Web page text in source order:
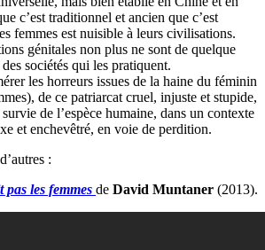
c’est traditionnel et ancien que c’est
femmes est nuisible à leurs civilisations.
génitales non plus ne sont de quelque
sociétés qui les pratiquent.
les horreurs issues de la haine du féminin
de ce patriarcat cruel, injuste et stupide,
de l’espèce humaine, dans un contexte
et enchevêtré, en voie de perdition.
:
pas les femmes de David Muntaner (2013).